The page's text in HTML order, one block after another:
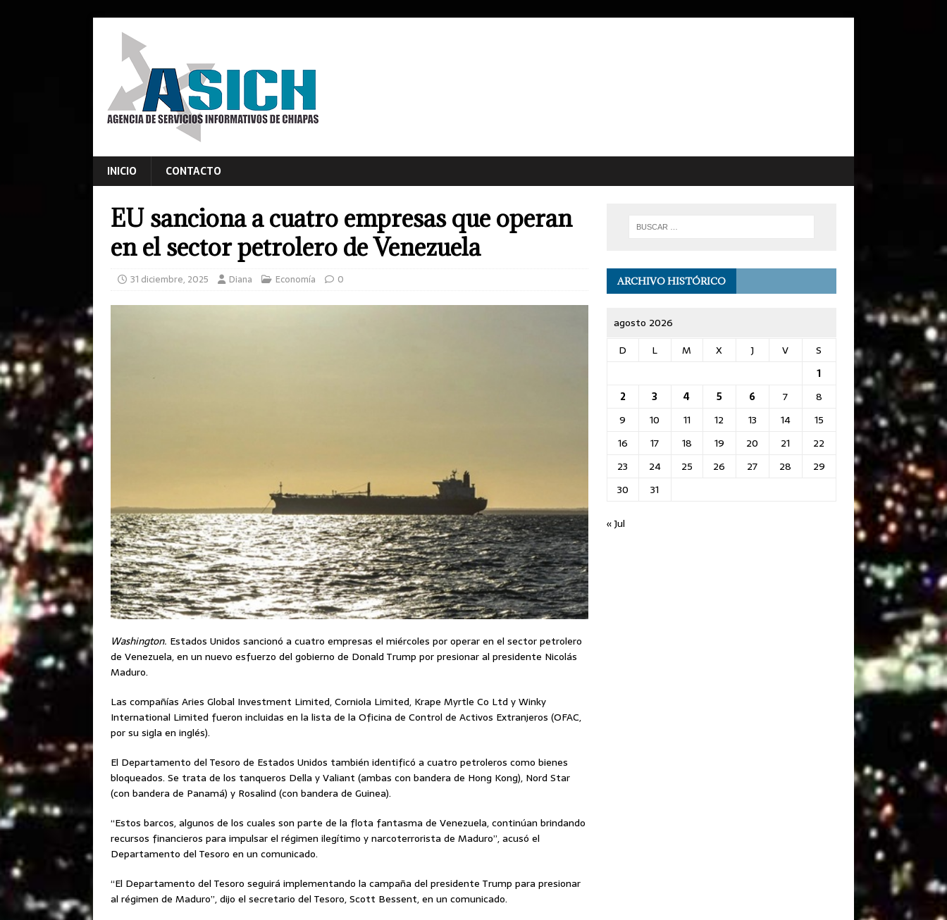
INICIO CONTACTO
EU sanciona a cuatro empresas que operan
en el sector petrolero de Venezuela
31 diciembre, 2025 Diana Economía 0
Washington. Estados Unidos sancionó a cuatro empresas el miércoles por operar en el sector petrolero
de Venezuela, en un nuevo esfuerzo del gobierno de Donald Trump por presionar al presidente Nicolás
Maduro.
Las compañías Aries Global Investment Limited, Corniola Limited, Krape Myrtle Co Ltd y Winky
International Limited fueron incluidas en la lista de la Oficina de Control de Activos Extranjeros (OFAC,
por su sigla en inglés).
El Departamento del Tesoro de Estados Unidos también identificó a cuatro petroleros como bienes
bloqueados. Se trata de los tanqueros Della y Valiant (ambas con bandera de Hong Kong), Nord Star
(con bandera de Panamá) y Rosalind (con bandera de Guinea).
“Estos barcos, algunos de los cuales son parte de la flota fantasma de Venezuela, continúan brindando
recursos financieros para impulsar el régimen ilegítimo y narcoterrorista de Maduro”, acusó el
Departamento del Tesoro en un comunicado.
“El Departamento del Tesoro seguirá implementando la campaña del presidente Trump para presionar
al régimen de Maduro”, dijo el secretario del Tesoro, Scott Bessent, en un comunicado.
ARCHIVO HISTÓRICO
agosto 2026
D
L M X J V
S
1
2
3 4 5 6 7
8
9
10 11 12 13 14
15
16
17 18 19 20 21
22
23
24 25 26 27 28
29
30
31
« Jul